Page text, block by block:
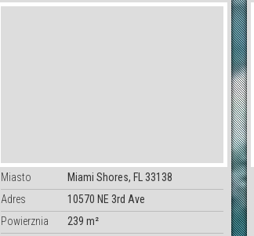
Miasto
Miami Shores, FL 33138
Adres
10570 NE 3rd Ave
Powierznia
239 m²